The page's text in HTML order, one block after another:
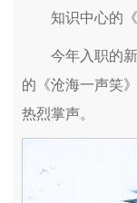
知识中心的
今年入职的
的《沧海一声笑
热烈掌声。